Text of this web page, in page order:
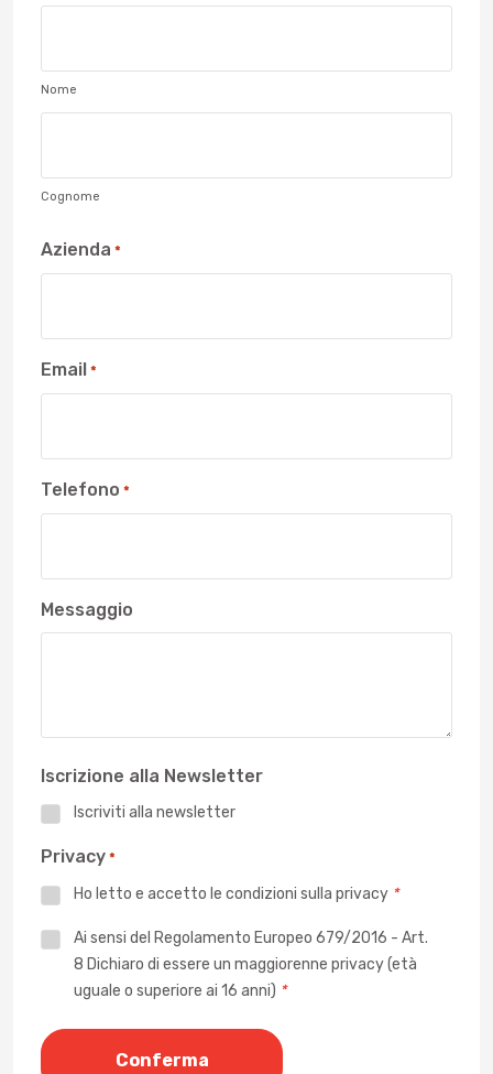
Nome
Cognome
Azienda *
Email *
Telefono *
Messaggio
Iscrizione alla Newsletter
Iscriviti alla newsletter
Privacy *
Ho letto e accetto le condizioni sulla privacy *
PrivacyAi sensi del Regolamento Europeo 679/2016 - Art.
8 Dichiaro di essere un maggiorenne privacy (età
uguale o superiore ai 16 anni) *